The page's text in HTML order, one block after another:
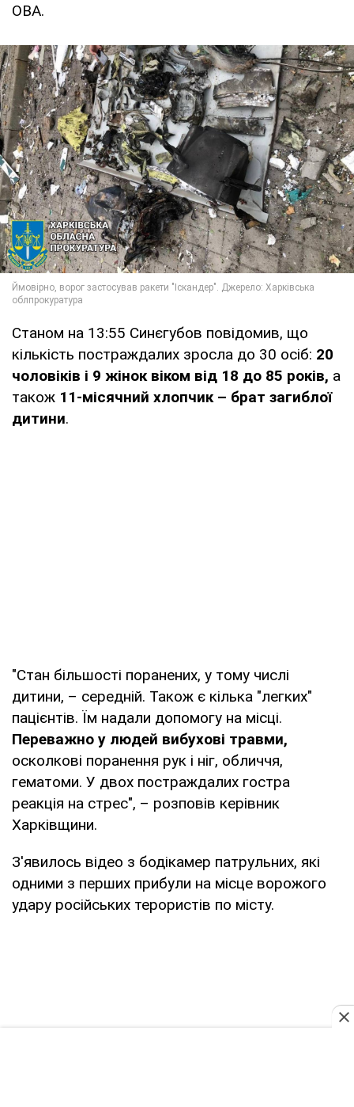
ОВА.
Станом на 13:55 Синєгубов повідомив, що
кількість постраждалих зросла до 30 осіб: 20
чоловіків і 9 жінок віком від 18 до 85 років, а
також 11-місячний хлопчик – брат загиблої
дитини.
"Стан більшості поранених, у тому числі
дитини, – середній. Також є кілька "легких"
пацієнтів. Їм надали допомогу на місці.
Переважно у людей вибухові травми,
осколкові поранення рук і ніг, обличчя,
гематоми. У двох постраждалих гостра
реакція на стрес", – розповів керівник
Харківщини.
З'явилось відео з бодікамер патрульних, які
одними з перших прибули на місце ворожого
удару російських терористів по місту.